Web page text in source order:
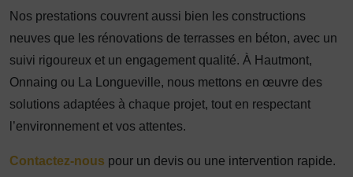
Nos prestations couvrent aussi bien les constructions
neuves que les rénovations de terrasses en béton, avec un
suivi rigoureux et un engagement qualité. À Hautmont,
Onnaing ou La Longueville, nous mettons en œuvre des
solutions adaptées à chaque projet, tout en respectant
l’environnement et vos attentes.
Contactez-nous pour un devis ou une intervention rapide.